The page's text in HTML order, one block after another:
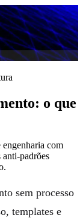
o que
com
padrões
sem processo
templates e